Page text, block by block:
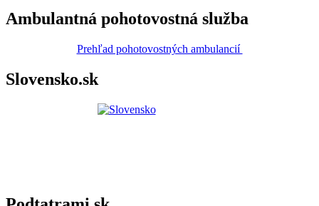
Ambulantná pohotovostná služba
Prehľad pohotovostných ambulancií
Slovensko.sk